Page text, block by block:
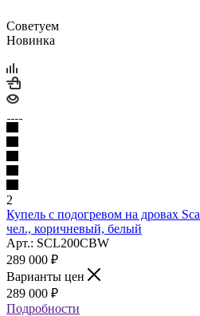
Советуем
Новинка
2
Купель с подогревом на дровах
чел., коричневый, белый
Арт.: SCL200CBW
289 000 ₽
Варианты цен
289 000 ₽
Подробности